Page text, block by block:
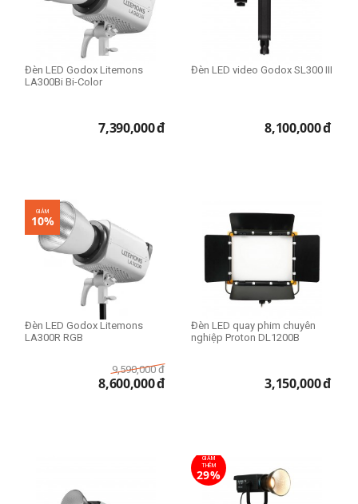
Đèn LED Godox Litemons
LA300Bi Bi-Color
7,390,000đ
Đèn LED video Godox SL300 III
8,100,000đ
GIẢM
10%
Đèn LED Godox Litemons
LA300R RGB
9,590,000 đ
8,600,000đ
Đèn LED quay phim chuyên
nghiệp Proton DL1200B
3,150,000đ
GIẢM
THÊM
29%